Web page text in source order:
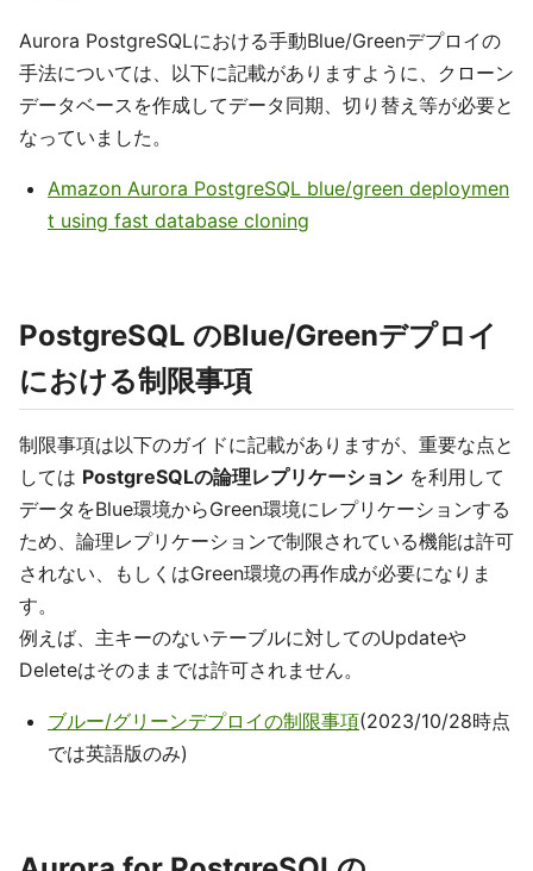
Aurora PostgreSQLにおける手動Blue/Greenデプロイの
手法については、以下に記載がありますように、クローン
データベースを作成してデータ同期、切り替え等が必要と
なっていました。
Amazon Aurora PostgreSQL blue/green deploymen
t using fast database cloning
PostgreSQL のBlue/Greenデプロイ
における制限事項
制限事項は以下のガイドに記載がありますが、重要な点と
しては PostgreSQLの論理レプリケーション を利用して
データをBlue環境からGreen環境にレプリケーションする
ため、論理レプリケーションで制限されている機能は許可
されない、もしくはGreen環境の再作成が必要になりま
す。
例えば、主キーのないテーブルに対してのUpdateや
Deleteはそのままでは許可されません。
ブルー/グリーンデプロイの制限事項(2023/10/28時点
では英語版のみ)